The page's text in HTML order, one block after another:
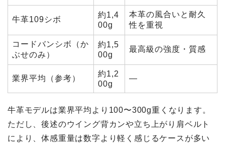
牛革109シボ
約1,4
00g
本革の風合いと耐久
性を重視
コードバンシボ（か
ぶせのみ）
約1,5
00g
最高級の強度・質感
業界平均（参考）
約1,2
00g
—
牛革モデルは業界平均より100〜300g重くなります。
ただし、後述のウイング背カンや立ち上がり肩ベルト
により、体感重量は数字より軽く感じるケースが多い